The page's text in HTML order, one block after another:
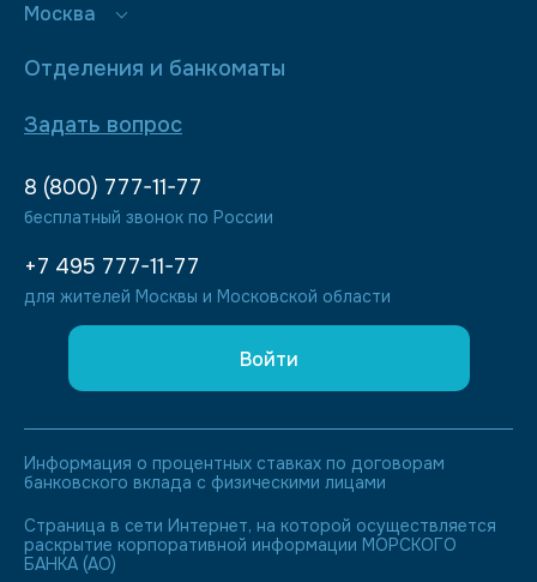
Москва
Отделения и банкоматы
Задать вопрос
8 (800) 777-11-77
бесплатный звонок по России
+7 495 777-11-77
для жителей Москвы и Московской области
Войти
Информация о процентных ставках по договорам
банковского вклада с физическими лицами
Страница в сети Интернет, на которой осуществляется
раскрытие корпоративной информации МОРСКОГО
БАНКА (АО)